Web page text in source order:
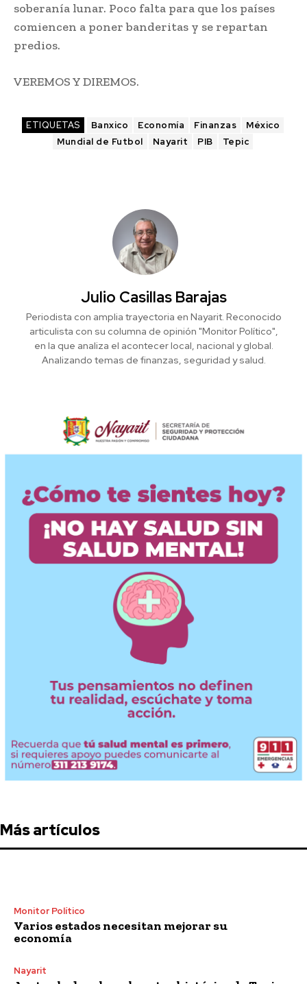
soberanía lunar. Poco falta para que los países
comiencen a poner banderitas y se repartan
predios.
VEREMOS Y DIREMOS.
ETIQUETAS Banxico Economía Finanzas
México
Mundial de Futbol
Nayarit PIB Tepic
Julio Casillas Barajas
Periodista con amplia trayectoria en Nayarit. Reconocido
articulista con su columna de opinión "Monitor Político",
en la que analiza el acontecer local, nacional y global.
Analizando temas de finanzas, seguridad y salud.
Más artículos
Monitor Político
Varios estados necesitan mejorar su
economía
Nayarit